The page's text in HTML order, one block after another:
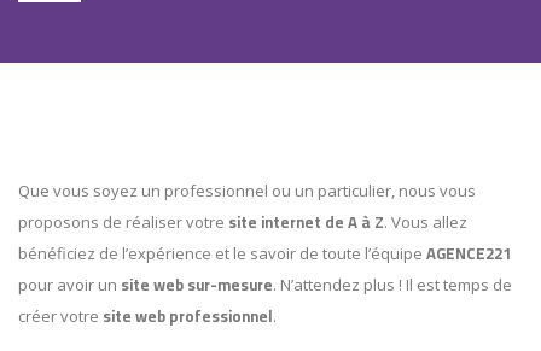
Que vous soyez un professionnel ou un particulier, nous vous
proposons de réaliser votre site internet de A à Z. Vous allez
bénéficiez de l’expérience et le savoir de toute l’équipe AGENCE221
pour avoir un site web sur-mesure. N’attendez plus ! Il est temps de
créer votre site web professionnel.